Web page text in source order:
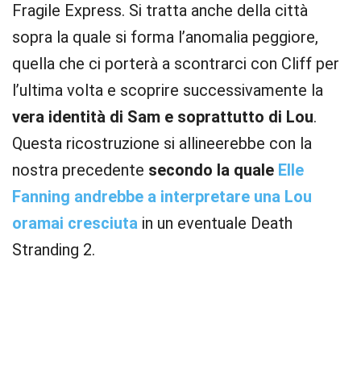
Fragile Express. Si tratta anche della città
sopra la quale si forma l’anomalia peggiore,
quella che ci porterà a scontrarci con Cliff per
l’ultima volta e scoprire successivamente la
vera identità di Sam e soprattutto di Lou.
Questa ricostruzione si allineerebbe con la
nostra precedente secondo la quale Elle
Fanning andrebbe a interpretare una Lou
oramai cresciuta in un eventuale Death
Stranding 2.